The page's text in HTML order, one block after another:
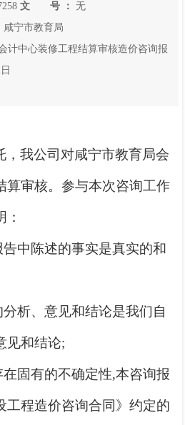
文 号 ：
无
咸宁市教育局
计中心装修工程结算审核造价咨询报
，我公司对咸宁市教育局会
算审核。参与本次咨询工作
中陈述的事实是真实的和
析、意见和结论是我们自
见和结论;
固有的不确定性,本咨询报
工程造价咨询合同》约定的